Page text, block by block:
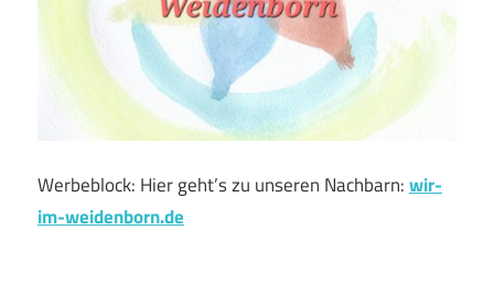
Werbeblock: Hier geht’s zu unseren Nachbarn:wir-
im-weidenborn.de